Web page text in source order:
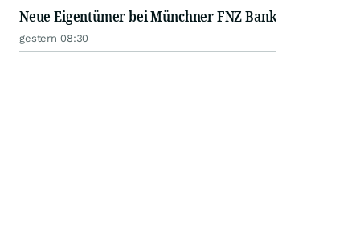
Neue Eigentümer bei Münchner FNZ Bank
gestern 08:30